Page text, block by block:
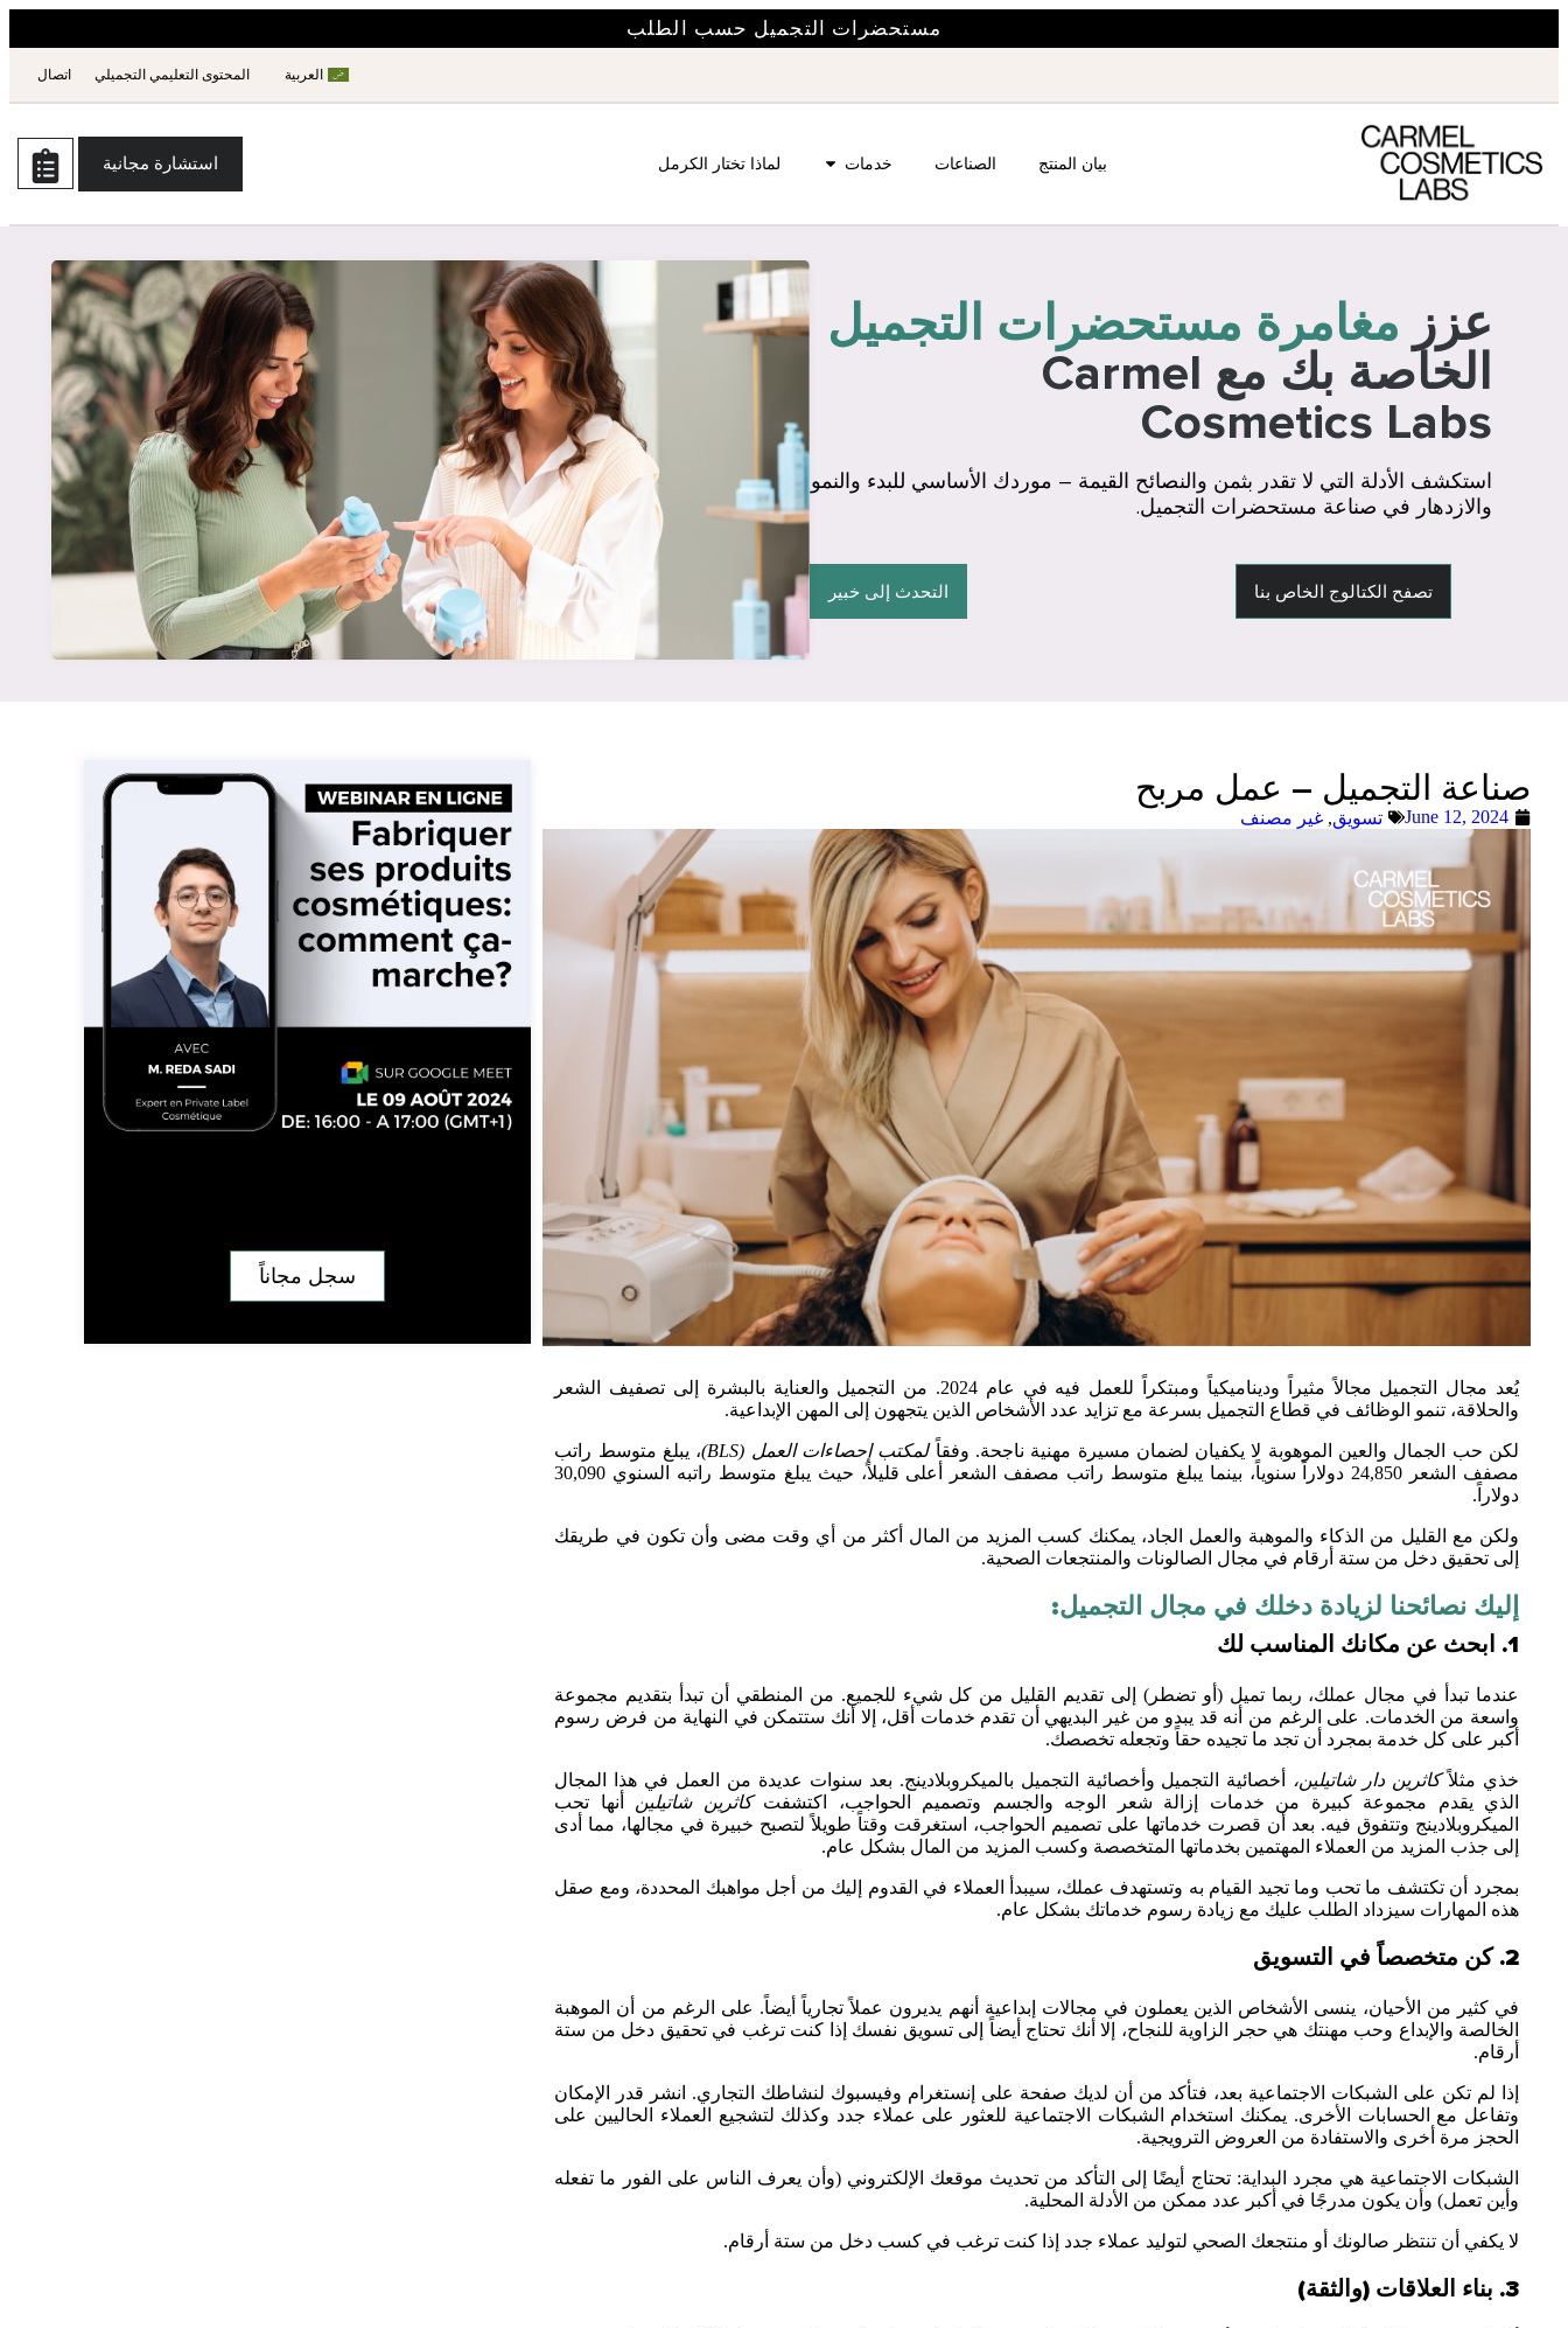
مستحضرات التجميل حسب الطلب
العربية المحتوى التعليمي التجميلي اتصال
بيان المنتج الصناعات خدمات لماذا تختار الكرمل استشارة مجانية
عزز مغامرة مستحضرات التجميل
الخاصة بك مع Carmel
Cosmetics Labs
استكشف الأدلة التي لا تقدر بثمن والنصائح القيمة – موردك الأساسي للبدء والنمو
والازدهار في صناعة مستحضرات التجميل.
تصفح الكتالوج الخاص بنا التحدث إلى خبير
صناعة التجميل – عمل مربح
June 12, 2024 تسويق, غير مصنف
يُعد مجال التجميل مجالاً مثيراً وديناميكياً ومبتكراً للعمل فيه في عام 2024. من التجميل والعناية بالبشرة إلى تصفيف الشعر
والحلاقة، تنمو الوظائف في قطاع التجميل بسرعة مع تزايد عدد الأشخاص الذين يتجهون إلى المهن الإبداعية.
لكن حب الجمال والعين الموهوبة لا يكفيان لضمان مسيرة مهنية ناجحة. وفقاًلمكتب إحصاءات العمل (BLS)
، يبلغ متوسط راتب
مصفف الشعر 24,850 دولاراً سنوياً، بينما يبلغ متوسط راتب مصفف الشعر أعلى قليلاً، حيث يبلغ متوسط راتبه السنوي 30,090
دولاراً.
ولكن مع القليل من الذكاء والموهبة والعمل الجاد، يمكنك كسب المزيد من المال أكثر من أي وقت مضى وأن تكون في طريقك
إلى تحقيق دخل من ستة أرقام في مجال الصالونات والمنتجعات الصحية.
إليك نصائحنا لزيادة دخلك في مجال التجميل:
1. ابحث عن مكانك المناسب لك
عندما تبدأ في مجال عملك، ربما تميل (أو تضطر) إلى تقديم القليل من كل شيء للجميع. من المنطقي أن تبدأ بتقديم مجموعة
واسعة من الخدمات. على الرغم من أنه قد يبدو من غير البديهي أن تقدم خدمات أقل، إلا أنك ستتمكن في النهاية من فرض رسوم
أكبر على كل خدمة بمجرد أن تجد ما تجيده حقاً وتجعله تخصصك.
خذي مثلاًكاثرين دار شاتيلين، أخصائية التجميل وأخصائية التجميل بالميكروبلادينج. بعد سنوات عديدة من العمل في هذا المجال
الذي يقدم مجموعة كبيرة من خدمات إزالة شعر الوجه والجسم وتصميم الحواجب، اكتشفتكاثرين شاتيلين أنها تحب
الميكروبلادينج وتتفوق فيه. بعد أن قصرت خدماتها على تصميم الحواجب، استغرقت وقتاً طويلاً لتصبح خبيرة في مجالها، مما أدى
إلى جذب المزيد من العملاء المهتمين بخدماتها المتخصصة وكسب المزيد من المال بشكل عام.
بمجرد أن تكتشف ما تحب وما تجيد القيام به وتستهدف عملك، سيبدأ العملاء في القدوم إليك من أجل مواهبك المحددة، ومع صقل
هذه المهارات سيزداد الطلب عليك مع زيادة رسوم خدماتك بشكل عام.
2. كن متخصصاً في التسويق
في كثير من الأحيان، ينسى الأشخاص الذين يعملون في مجالات إبداعية أنهم يديرون عملاً تجارياً أيضاً. على الرغم من أن الموهبة
الخالصة والإبداع وحب مهنتك هي حجر الزاوية للنجاح، إلا أنك تحتاج أيضاً إلى تسويق نفسك إذا كنت ترغب في تحقيق دخل من ستة
أرقام.
إذا لم تكن على الشبكات الاجتماعية بعد، فتأكد من أن لديك صفحة على إنستغرام وفيسبوك لنشاطك التجاري. انشر قدر الإمكان
وتفاعل مع الحسابات الأخرى. يمكنك استخدام الشبكات الاجتماعية للعثور على عملاء جدد وكذلك لتشجيع العملاء الحاليين على
الحجز مرة أخرى والاستفادة من العروض الترويجية.
الشبكات الاجتماعية هي مجرد البداية: تحتاج أيضًا إلى التأكد من تحديث موقعك الإلكتروني (وأن يعرف الناس على الفور ما تفعله
وأين تعمل) وأن يكون مدرجًا في أكبر عدد ممكن من الأدلة المحلية.
لا يكفي أن تنتظر صالونك أو منتجعك الصحي لتوليد عملاء جدد إذا كنت ترغب في كسب دخل من ستة أرقام.
3. بناء العلاقات (والثقة)
سجل مجاناً